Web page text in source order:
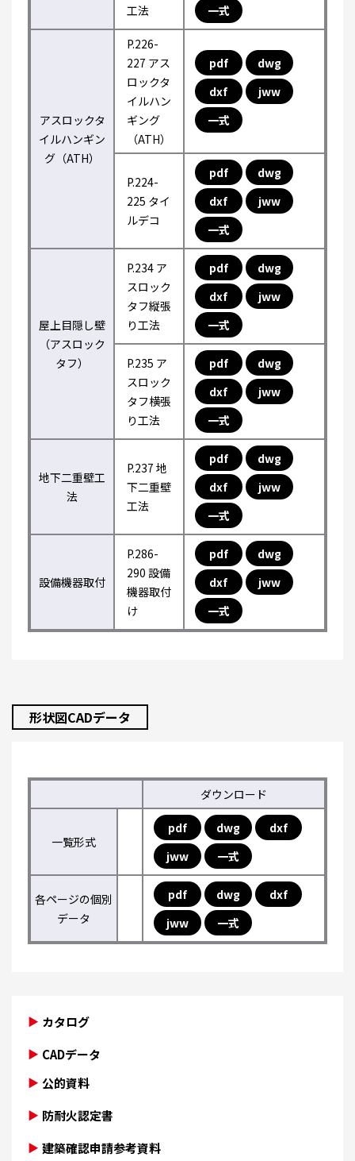
工法
一式
アスロックタ
イルハンギン
グ（ATH）
P.226-
227 アス
ロックタ
イルハン
ギング
（ATH）
pdf
dwg
dxf
jww
一式
P.224-
225 タイ
ルデコ
pdf
dwg
dxf
jww
一式
屋上目隠し壁
（アスロック
タフ）
P.234 ア
スロック
タフ縦張
り工法
pdf
dwg
dxf
jww
一式
P.235 ア
スロック
タフ横張
り工法
pdf
dwg
dxf
jww
一式
地下二重壁工
法
P.237 地
下二重壁
工法
pdf
dwg
dxf
jww
一式
設備機器取付
P.286-
290 設備
機器取付
け
pdf
dwg
dxf
jww
一式
形状図CADデータ
ダウンロード
一覧形式
pdf dwg
dxf
jww
一式
各ページの個別
データ
pdf dwg
dxf
jww
一式
カタログ
CADデータ
公的資料
防耐火認定書
建築確認申請参考資料